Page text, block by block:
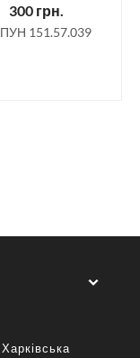
300 грн.
151.57.039